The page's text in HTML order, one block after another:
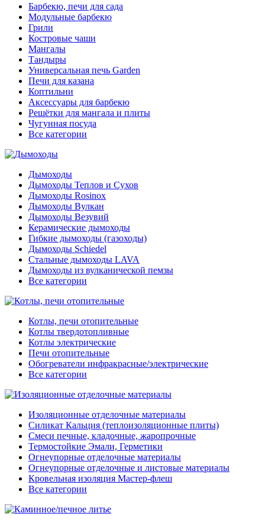
Барбекю, печи для сада
Модульные барбекю
Грили
Костровые чаши
Мангалы
Тандыры
Универсальная печь Garden
Печи для казана
Коптильни
Аксессуары для барбекю
Решётки для мангала и плиты
Чугунная посуда
Все категории
Дымоходы
Дымоходы Теплов и Сухов
Дымоходы Rosinox
Дымоходы Вулкан
Дымоходы Везувий
Керамические дымоходы
Гибкие дымоходы (газоходы)
Дымоходы Schiedel
Стальные дымоходы LAVA
Дымоходы из вулканической пемзы
Все категории
Котлы, печи отопительные
Котлы твердотопливные
Котлы электрические
Печи отопительные
Обогреватели инфракрасные/электрические
Все категории
Изоляционные отделочные материалы
Силикат Кальция (теплоизоляционные плиты)
Смеси печные, кладочные, жаропрочные
Термостойкие Эмали, Герметики
Огнеупорные отделочные материалы
Огнеупорные отделочные и листовые материалы
Кровельная изоляция Мастер-флеш
Все категории